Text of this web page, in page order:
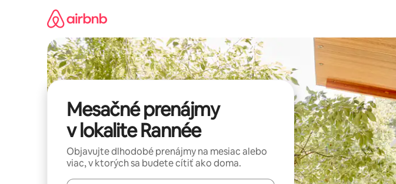
Mesačné prenájmy
v lokalite Rannée
Objavujte dlhodobé prenájmy na mesiac alebo
viac, v ktorých sa budete cítiť ako doma.